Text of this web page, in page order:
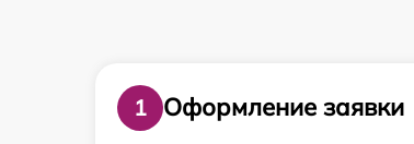
1
Оформление заявки